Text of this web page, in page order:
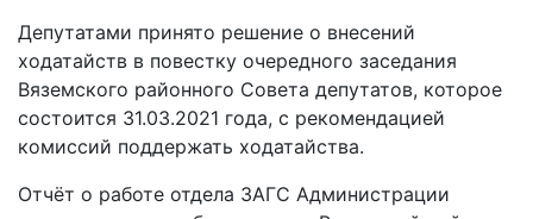
Депутатами принято решение о внесений
ходатайств в повестку очередного заседания
Вяземского районного Совета депутатов, которое
состоится 31.03.2021 года, с рекомендацией
комиссий поддержать ходатайства.
Отчёт о работе отдела ЗАГС Администрации